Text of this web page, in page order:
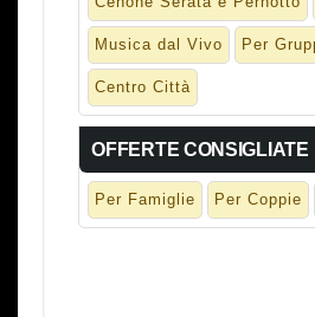
Musica dal Vivo Per
Centro Città
OFFERTE CONSIGLIATE
Per Famiglie Per Coppie